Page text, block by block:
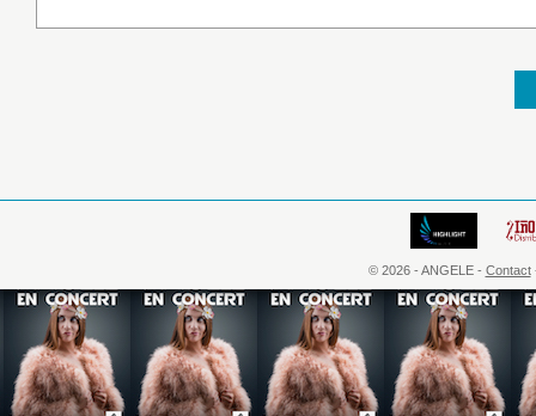
© 2026 - ANGELE - Contact